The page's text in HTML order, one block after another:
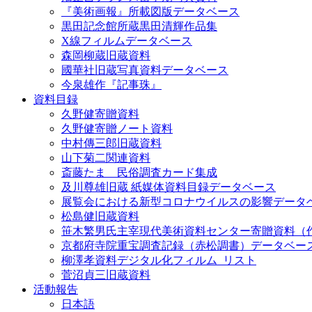
『美術画報』所載図版データベース
黒田記念館所蔵黒田清輝作品集
X線フィルムデータベース
森岡柳蔵旧蔵資料
國華社旧蔵写真資料データベース
今泉雄作『記事珠』
資料目録
久野健寄贈資料
久野健寄贈ノート資料
中村傳三郎旧蔵資料
山下菊二関連資料
斎藤たま 民俗調査カード集成
及川尊雄旧蔵 紙媒体資料目録データベース
展覧会における新型コロナウイルスの影響データ
松島健旧蔵資料
笹木繁男氏主宰現代美術資料センター寄贈資料（
京都府寺院重宝調査記録（赤松調書）データベー
柳澤孝資料デジタル化フィルム_リスト
菅沼貞三旧蔵資料
活動報告
日本語